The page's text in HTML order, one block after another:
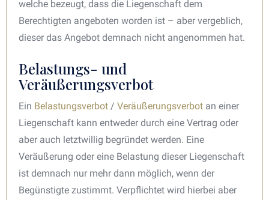
welche bezeugt, dass die Liegenschaft dem
Berechtigten angeboten worden ist – aber vergeblich,
dieser das Angebot demnach nicht angenommen hat.
Belastungs- und
Veräußerungsverbot
Ein Belastungsverbot / Veräußerungsverbot an einer
Liegenschaft kann entweder durch eine Vertrag oder
aber auch letztwillig begründet werden. Eine
Veräußerung oder eine Belastung dieser Liegenschaft
ist demnach nur mehr dann möglich, wenn der
Begünstigte zustimmt. Verpflichtet wird hierbei aber